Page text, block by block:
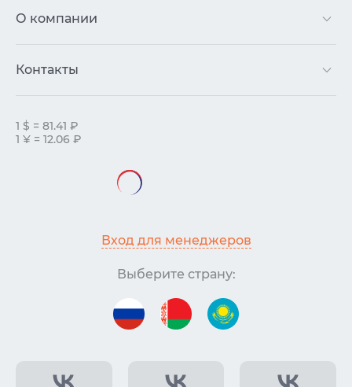
О компании
Контакты
1 $ = 81.41 ₽
1 ¥ = 12.06 ₽
Вход для менеджеров
Выберите страну: